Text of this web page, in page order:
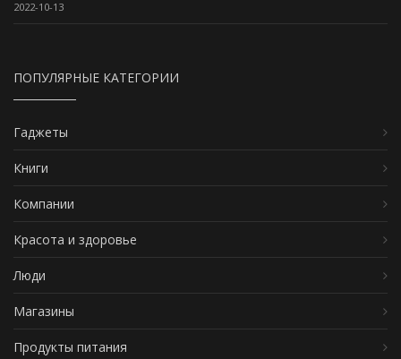
2022-10-13
ПОПУЛЯРНЫЕ КАТЕГОРИИ
Гаджеты
Книги
Компании
Красота и здоровье
Люди
Магазины
Продукты питания